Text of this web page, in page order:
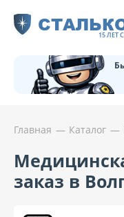
15 ЛЕТ
Главная Каталог
заказ в